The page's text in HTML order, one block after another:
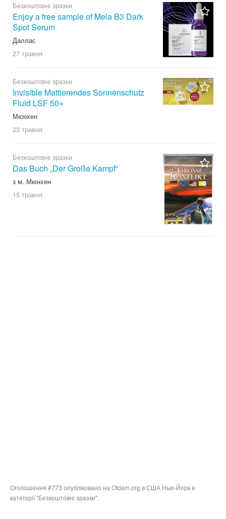
Безкоштовні зразки
Enjoy a free sample of Mela B3 Dark
Spot Serum
Даллас
27 травня
Безкоштовні зразки
Invisible Mattierendes Sonnenschutz
Fluid LSF 50+
Мюнхен
23 травня
Безкоштовні зразки
Das Buch „Der Große Kampf“
з м. Мюнхен
15 травня
Оголошення #773 опубліковано на Otdam.org в США Нью-Йорк в
категорії "Безкоштовні зразки".